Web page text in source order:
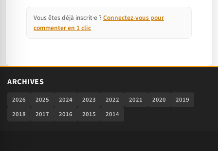
Vous êtes déjà inscrit·e ? Connectez-vous pour
commenter en 1 clic
ARCHIVES
2026 2025 2024 2023 2022 2021 2020
2019
2018
2017 2016 2015 2014